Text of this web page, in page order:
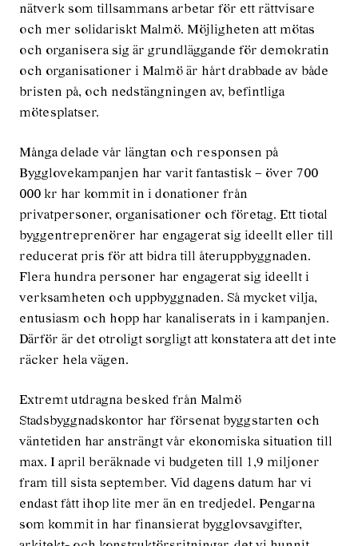
nätverk som tillsammans arbetar för ett rättvisare
och mer solidariskt Malmö. Möjligheten att mötas
och organisera sig är grundläggande för demokratin
och organisationer i Malmö är hårt drabbade av både
bristen på, och nedstängningen av, befintliga
mötesplatser.
Många delade vår längtan och responsen på
Bygglovekampanjen har varit fantastisk – över 700
000 kr har kommit in i donationer från
privatpersoner, organisationer och företag. Ett tiotal
byggentreprenörer har engagerat sig ideellt eller till
reducerat pris för att bidra till återuppbyggnaden.
Flera hundra personer har engagerat sig ideellt i
verksamheten och uppbyggnaden. Så mycket vilja,
entusiasm och hopp har kanaliserats in i kampanjen.
Därför är det otroligt sorgligt att konstatera att det inte
räcker hela vägen.
Extremt utdragna besked från Malmö
Stadsbyggnadskontor har försenat byggstarten och
väntetiden har ansträngt vår ekonomiska situation till
max. I april beräknade vi budgeten till 1,9 miljoner
fram till sista september. Vid dagens datum har vi
endast fått ihop lite mer än en tredjedel. Pengarna
som kommit in har finansierat bygglovsavgifter,